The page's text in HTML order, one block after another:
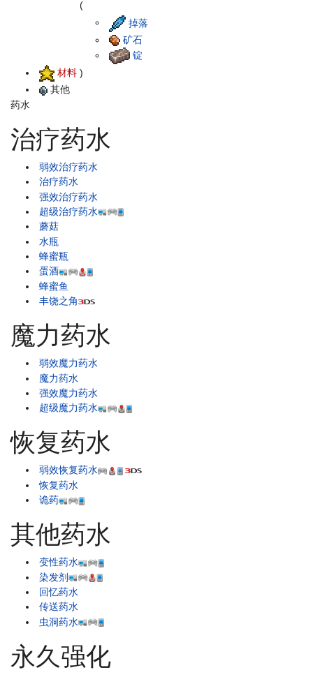
材料
(
掉落
矿石
锭
)
其他
药水
治疗药水
弱效治疗药水
治疗药水
强效治疗药水
超级治疗药水
蘑菇
水瓶
蜂蜜瓶
蛋酒
蜂蜜鱼
丰饶之角
魔力药水
弱效魔力药水
魔力药水
强效魔力药水
超级魔力药水
恢复药水
弱效恢复药水
恢复药水
诡药
其他药水
变性药水
染发剂
回忆药水
传送药水
虫洞药水
永久强化